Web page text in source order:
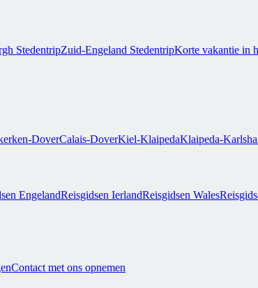
StedentripZuid-Engeland StedentripKorte vakantie in
DoverCalais-DoverKiel-KlaipedaKlaipeda-
EngelandReisgidsen IerlandReisgidsen Wales
Contact met ons opnemen